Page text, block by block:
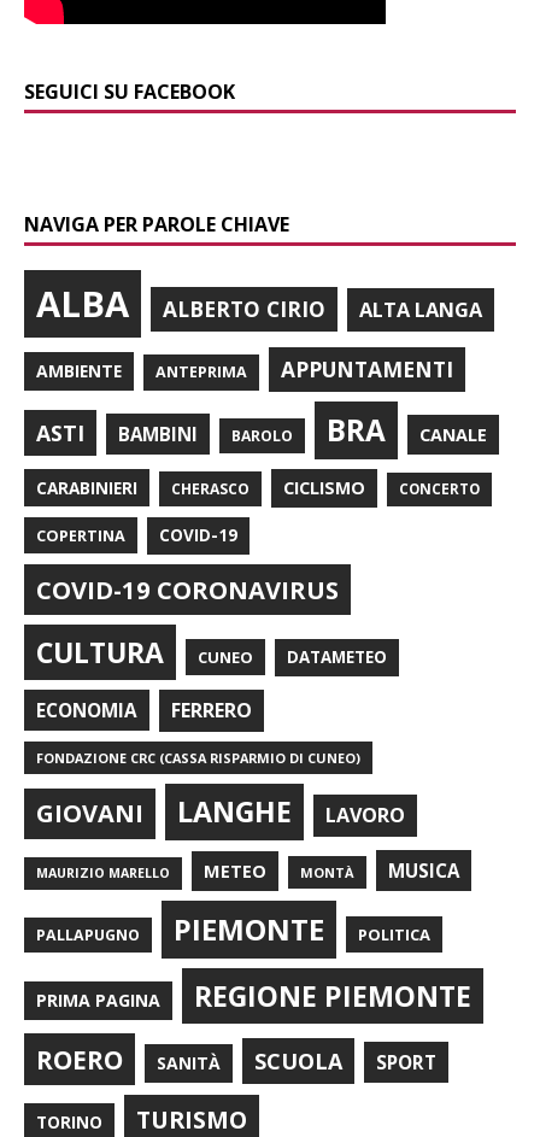
SEGUICI SU FACEBOOK
NAVIGA PER PAROLE CHIAVE
ALBA ALBERTO CIRIO ALTA LANGA
AMBIENTE ANTEPRIMA APPUNTAMENTI
ASTI BAMBINI BAROLO BRA CANALE
CARABINIERI CHERASCO CICLISMO CONCERTO
COPERTINA COVID-19
COVID-19 CORONAVIRUS
CULTURA CUNEO DATAMETEO
ECONOMIA FERRERO
FONDAZIONE CRC (CASSA RISPARMIO DI CUNEO)
GIOVANI LANGHE LAVORO
MAURIZIO MARELLO METEO MONTÀ MUSICA
PALLAPUGNO PIEMONTE POLITICA
PRIMA PAGINA REGIONE PIEMONTE
ROERO SANITÀ SCUOLA SPORT
TORINO TURISMO